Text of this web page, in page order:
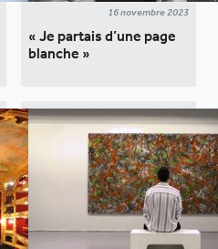
16 novembre 2023
« Je partais d’une page
blanche »